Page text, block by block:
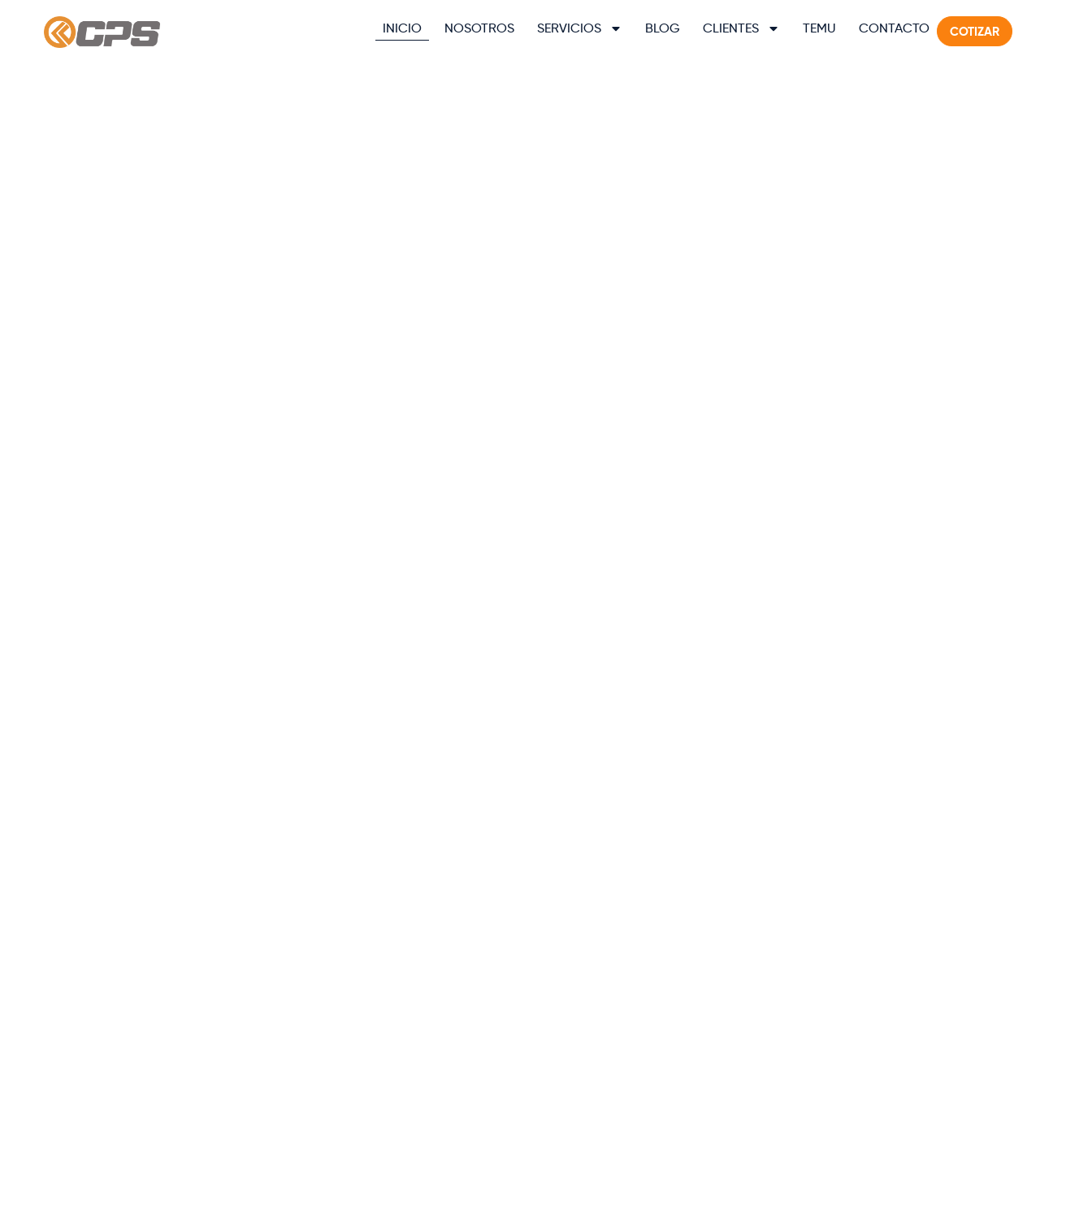
INICIO NOSOTROS SERVICIOS BLOG CLIENTES TEMU CONTACTO COTIZAR